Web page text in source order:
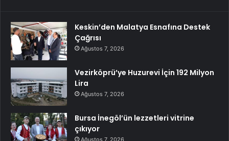
Keskin’den Malatya Esnafına Destek
Çağrısı
Ağustos 7, 2026
Vezirköprü’ye Huzurevi İçin 192 Milyon
Lira
Ağustos 7, 2026
Bursa İnegöl’ün lezzetleri vitrine
çıkıyor
Ağustos 7, 2026